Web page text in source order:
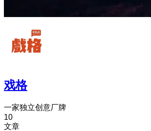
戏格
一家独立创意厂牌
10
文章